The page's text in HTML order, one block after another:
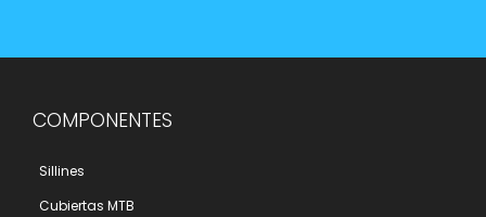
COMPONENTES
Sillines
Cubiertas MTB